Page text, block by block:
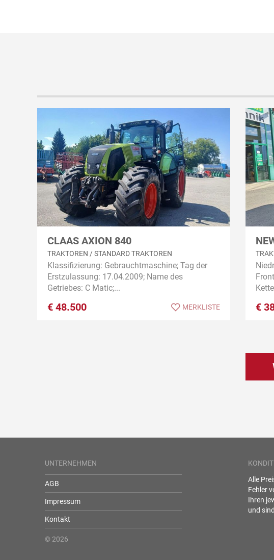
CLAAS AXION 840
TRAKTOREN / STANDARD TRAKTOREN
Klassifizierung: Gebrauchtmaschine; Tag der
Erstzulassung: 17.04.2009; Name des
Getriebes: C Matic;...
€ 48.500 MERKLISTE €
UNTERNEHMEN
AGB
Impressum
Kontakt
© 2026
Alle
Fehler
Ihren
und